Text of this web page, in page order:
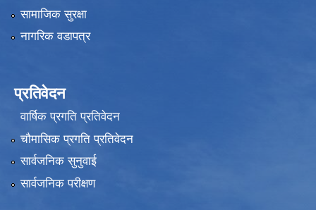
सामाजिक सुरक्षा
नागरिक वडापत्र
प्रतिवेदन
वार्षिक प्रगति प्रतिवेदन
चौमासिक प्रगति प्रतिवेदन
सार्वजनिक सुनुवाई
सार्वजनिक परीक्षण